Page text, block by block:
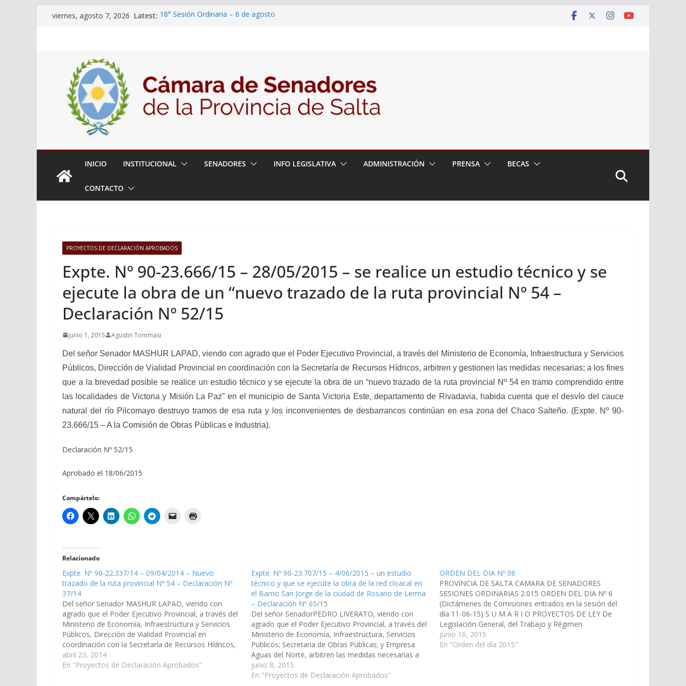
Skipviernes, agosto 7, 2026 Latest: 18° Sesión Ordinaria – 6 de agosto
Expte. Nº 90-34.516/2026 – 06/08/26 – Créase el Ente Salteño
de Protección y Control Vegetal
INICIO INSTITUCIONAL SENADORES INFO LEGISLATIVA ADMINISTRACIÓN PRENSA BECAS
CONTACTO
PROYECTOS DE DECLARACIÓN APROBADOS
Expte. Nº 90-23.666/15 – 28/05/2015 – se realice un estudio técnico y se
ejecute la obra de un “nuevo trazado de la ruta provincial Nº 54 –
Declaración Nº 52/15
junio 1, 2015 Agustin Tommasi
Del señor Senador MASHUR LAPAD, viendo con agrado que el Poder Ejecutivo Provincial, a través del Ministerio de Economía, Infraestructura y Servicios
Públicos, Dirección de Vialidad Provincial en coordinación con la Secretaría de Recursos Hídricos, arbitren y gestionen las medidas necesarias; a los fines
que a la brevedad posible se realice un estudio técnico y se ejecute la obra de un “nuevo trazado de la ruta provincial Nº 54 en tramo comprendido entre
las localidades de Victoria y Misión La Paz” en el municipio de Santa Victoria Este, departamento de Rivadavia, habida cuenta que el desvío del cauce
natural del río Pilcomayo destruyo tramos de esa ruta y los inconvenientes de desbarrancos continúan en esa zona del Chaco Salteño. (Expte. Nº 90-
23.666/15 – A la Comisión de Obras Públicas e Industria).
Declaración Nº 52/15
Aprobado el 18/06/2015
Compártelo:
Relacionado
Expte. Nº 90-22.337/14 – 09/04/2014 – Nuevo
trazado de la ruta provincial Nº 54 – Declaración Nº
37/14
Del señor Senador MASHUR LAPAD, viendo con
agrado que el Poder Ejecutivo Provincial, a través del
Ministerio de Economía, Infraestructura y Servicios
Públicos, Dirección de Vialidad Provincial en
coordinación con la Secretaría de Recursos Hídricos,
arbitren, articulen, y gestionen las medidas
necesarias; a los fines que a la brevedad posible…
abril 23, 2014
En "Proyectos de Declaración Aprobados"
Expte. Nº 90-23.707/15 – 4/06/2015 – un estudio
técnico y que se ejecute la obra de la red cloacal en
el Barrio San Jorge de la ciudad de Rosario de Lerma
– Declaración Nº 65/15
Del señor SenadorPEDRO LIVERATO, viendo con
agrado que el Poder Ejecutivo Provincial, a través del
Ministerio de Economía, Infraestructura, Servicios
Públicos; Secretaria de Obras Publicas; y Empresa
Aguas del Norte, arbitren las medidas necesarias a
los fines que se realice a la brevedad posible un
estudio técnico y que se…
junio 8, 2015
En "Proyectos de Declaración Aprobados"
ORDEN DEL DIA Nº 06
PROVINCIA DE SALTA CAMARA DE SENADORES
SESIONES ORDINARIAS 2.015 ORDEN DEL DIA Nº 6
(Dictámenes de Comisiones entrados en la sesión del
día 11-06-15) S U M A R I O PROYECTOS DE LEY De
Legislación General, del Trabajo y Régimen
Previsional 1.- En revisión, por la cual se regula…
junio 16, 2015
En "Orden del día 2015"